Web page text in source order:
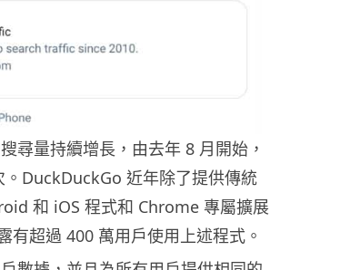
尋量持續增長，由去年 8 月開始，
DuckDuckGo 近年除了提供傳統
和 iOS 程式和 Chrome 專屬擴展
有超過 400 萬用戶使用上述程式。